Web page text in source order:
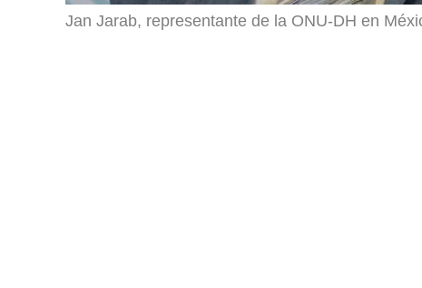
Jan Jarab, representante de la ONU-DH en